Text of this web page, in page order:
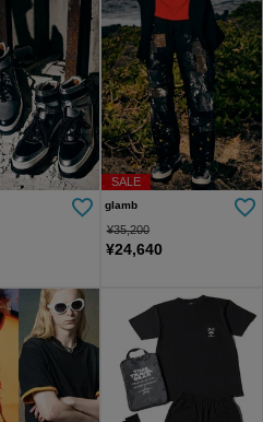
SALE
glamb
¥35,200
¥24,640